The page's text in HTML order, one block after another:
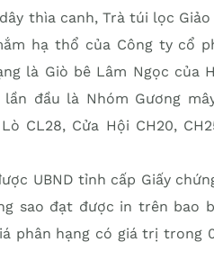
thìa canh, Trà túi lọc Giảo
hạ thổ của Công ty cổ
là Giò bê Lâm Ngọc của
đầu là Nhóm Gương
CL28, Cửa Hội CH20,
UBND tỉnh cấp Giấy
sao đạt được in trên bao
phân hạng có giá trị trong